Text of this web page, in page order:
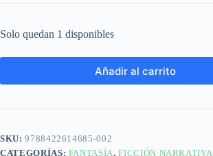
Solo quedan 1 disponibles
Añadir al carrito
SKU:9788422614685-002
CATEGORÍAS: FANTASÍA,FICCIÓN NARRATIVA